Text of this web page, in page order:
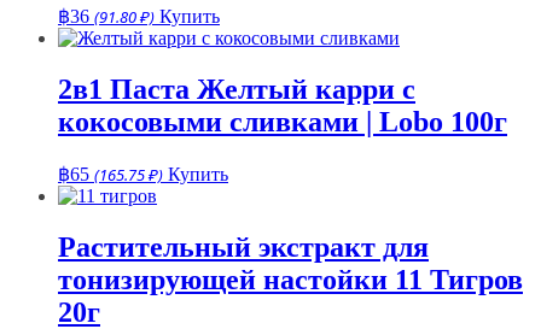
฿36 (91.80 ₽) Купить
2в1 Паста Желтый карри с
кокосовыми сливками | Lobo 100г
฿65 (165.75 ₽) Купить
Растительный экстракт для
тонизирующей настойки 11 Тигров
20г